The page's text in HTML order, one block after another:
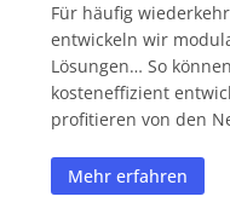
Für häufig
entwickeln wir
Lösungen… So
kosteneffizient
profitieren von den
Mehr erfahren